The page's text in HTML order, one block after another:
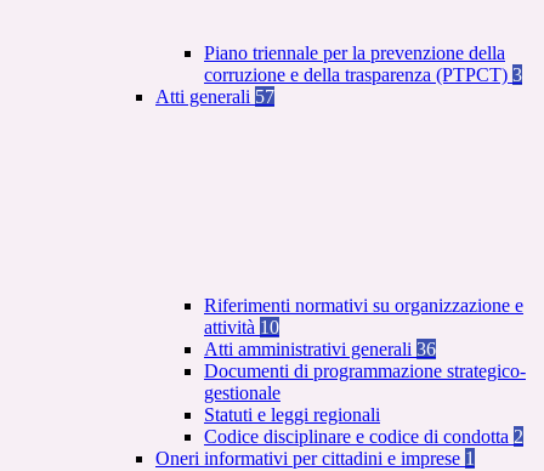
Piano triennale per la prevenzione della
corruzione e della trasparenza (PTPCT) 3
Atti generali 57
Riferimenti normativi su organizzazione e
attività 10
Atti amministrativi generali 36
Documenti di programmazione strategico-
gestionale
Statuti e leggi regionali
Codice disciplinare e codice di condotta 2
Oneri informativi per cittadini e imprese 1